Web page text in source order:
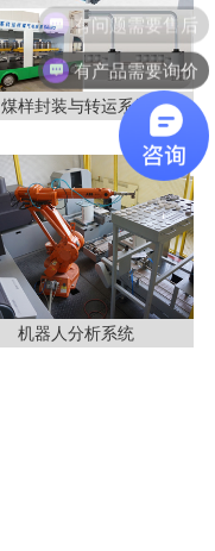
煤样封装与转运系统
机器人分析系统
有产品需要询价
有问题需要售后